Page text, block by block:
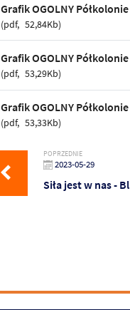
Grafik OGOLNY
pdf 52,84Kb
Grafik OGOLNY
pdf 53,29Kb
Grafik OGOLNY
pdf 53,33Kb
POPRZEDNIE
2023-05-29
Siła jest w nas -